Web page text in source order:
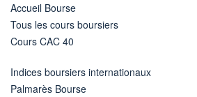
Accueil Bourse
Tous les cours boursiers
Cours CAC 40
Indices boursiers internationaux
Palmarès Bourse